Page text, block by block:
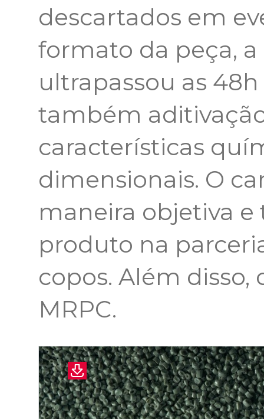
descartados em
formato da peça,
ultrapassou as
também
características
dimensionais. O
maneira objetiva
produto na
copos. Além disso,
MRPC.